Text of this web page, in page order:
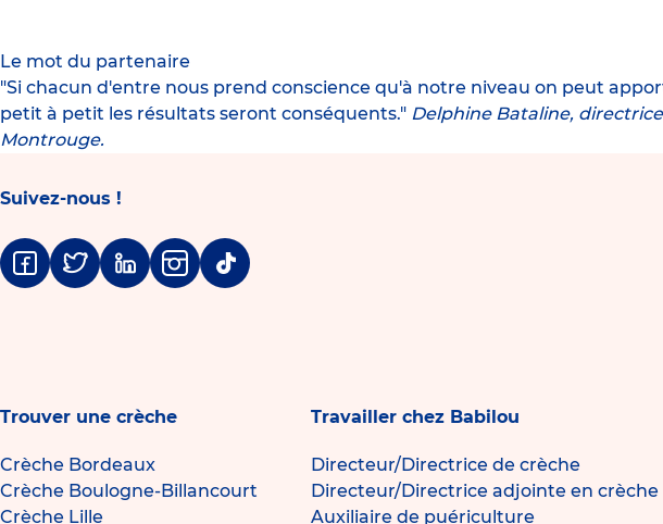
Le mot du partenaire
"Si chacun d'entre nous prend conscience qu'à notre niveau on peut
petit à petit les résultats seront conséquents." Delphine Bataline,
Montrouge.
Suivez-nous !
Facebook
TwitterLinkedinInstagram
Tiktok
Trouver une crèche
Crèche Bordeaux
Crèche Boulogne-Billancourt
Crèche Lille
Travailler chez Babilou
Directeur/Directrice de crèche
Directeur/Directrice adjointe en crèche
Auxiliaire de puériculture